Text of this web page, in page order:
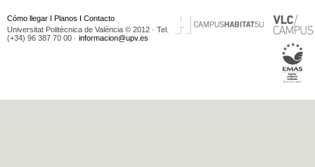
Cómo llegar I Planos I Contacto
Universitat Politècnica de València © 2012 · Tel.
(+34) 96 387 70 00 · informacion@upv.es